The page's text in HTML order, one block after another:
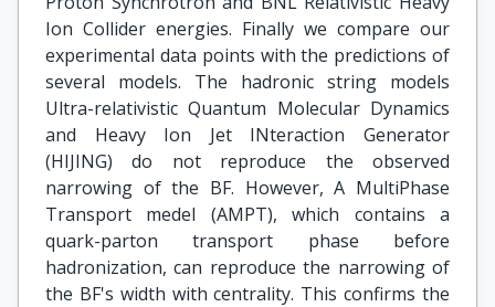
Ion Collider energies. Finally we compare our
experimental data points with the predictions of
several models. The hadronic string models
Ultra-relativistic Quantum Molecular Dynamics
and Heavy Ion Jet INteraction Generator
(HIJING) do not reproduce the observed
narrowing of the BF. However, A MultiPhase
Transport medel (AMPT), which contains a
quark-parton transport phase before
hadronization, can reproduce the narrowing of
the BF's width with centrality. This confirms the